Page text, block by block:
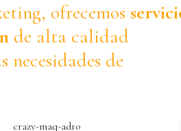
ofrecemos
de alta calidad
necesidades de